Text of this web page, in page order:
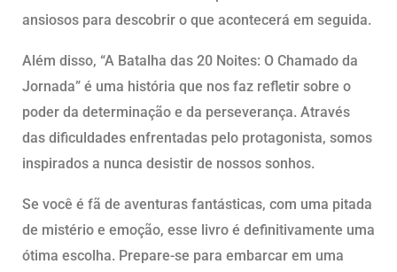
ansiosos para descobrir o que acontecerá em seguida.
Além disso, “A Batalha das 20 Noites: O Chamado da
Jornada” é uma história que nos faz refletir sobre o
poder da determinação e da perseverança. Através
das dificuldades enfrentadas pelo protagonista, somos
inspirados a nunca desistir de nossos sonhos.
Se você é fã de aventuras fantásticas, com uma pitada
de mistério e emoção, esse livro é definitivamente uma
ótima escolha. Prepare-se para embarcar em uma